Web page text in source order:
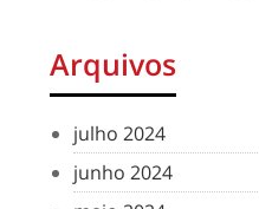
Arquivos
julho 2024
junho 2024